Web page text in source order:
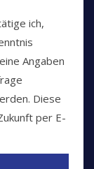
ich,
Angaben
Diese
per E-